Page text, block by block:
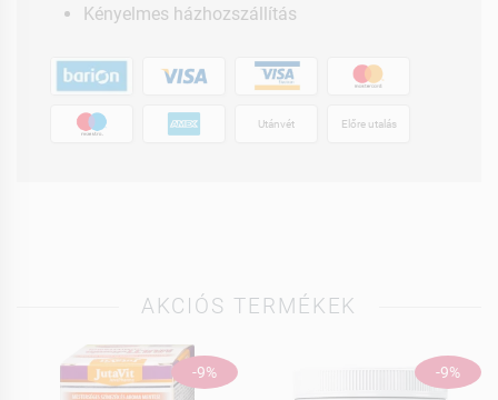
Kényelmes házhozszállítás
Utánvét Előre utalás
AKCIÓS TERMÉKEK
-9% -9%